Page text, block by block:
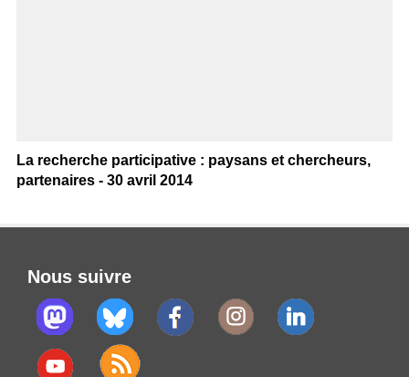
La recherche participative : paysans et chercheurs,
partenaires - 30 avril 2014
Nous suivre